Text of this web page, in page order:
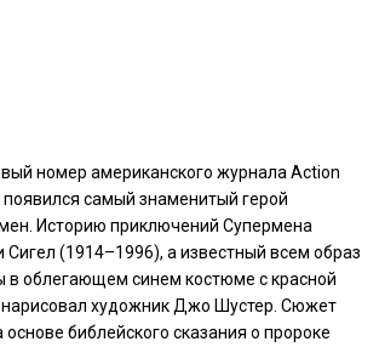
номер американского журнала Action
появился самый знаменитый герой
Историю приключений Супермена
(1914–1996), а известный всем образ
облегающем синем костюме с красной
нарисовал художник Джо Шустер. Сюжет
основе библейского сказания о пророке